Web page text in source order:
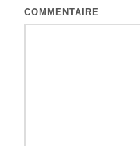
COMMENTAIRE